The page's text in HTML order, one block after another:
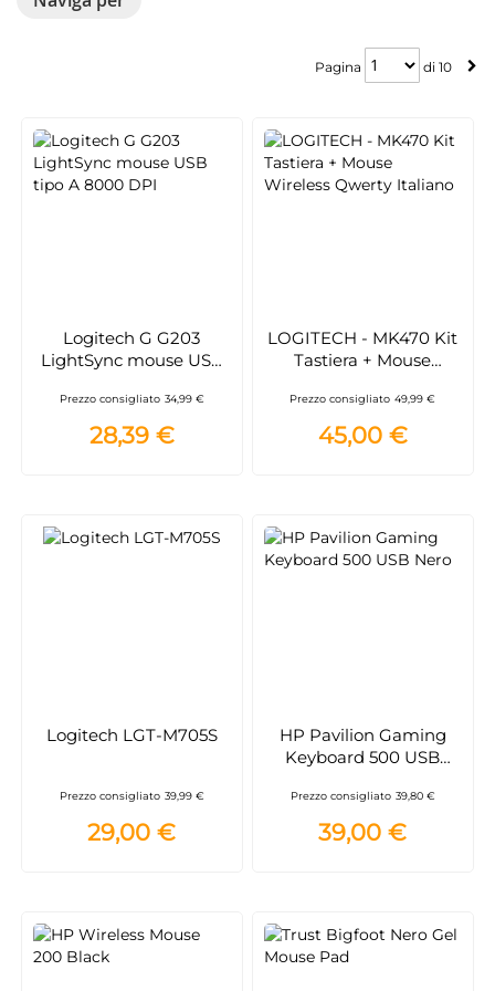
Pagina
Pagina di 10
Logitech G G203
LightSync mouse USB
Prezzo consigliato 34,99 €
28,39 €
LOGITECH - MK470 Kit
Tastiera + Mouse
Italiano
Prezzo consigliato 49,99 €
45,00 €
Logitech LGT-M705S
Prezzo consigliato 39,99 €
29,00 €
HP Pavilion Gaming
Keyboard 500 USB
Prezzo consigliato 39,80 €
39,00 €